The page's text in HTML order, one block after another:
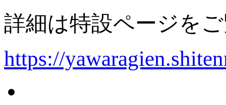
詳細は特設ページを
https://